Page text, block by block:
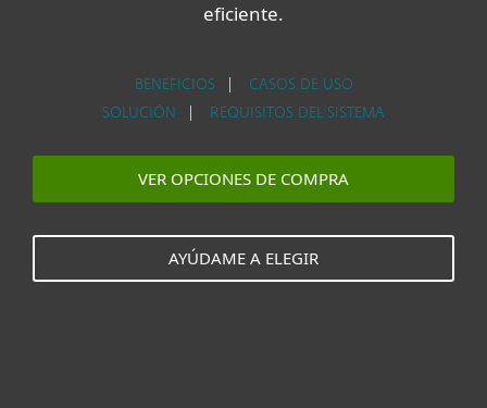
eficiente.
BENEFICIOS
CASOS DE USO
SOLUCIÓN
REQUISITOS DEL SISTEMA
VER OPCIONES DE COMPRA
AYÚDAME A ELEGIR